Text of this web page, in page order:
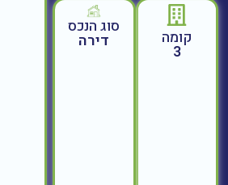
קומה
3
סוג הנכס
דירה